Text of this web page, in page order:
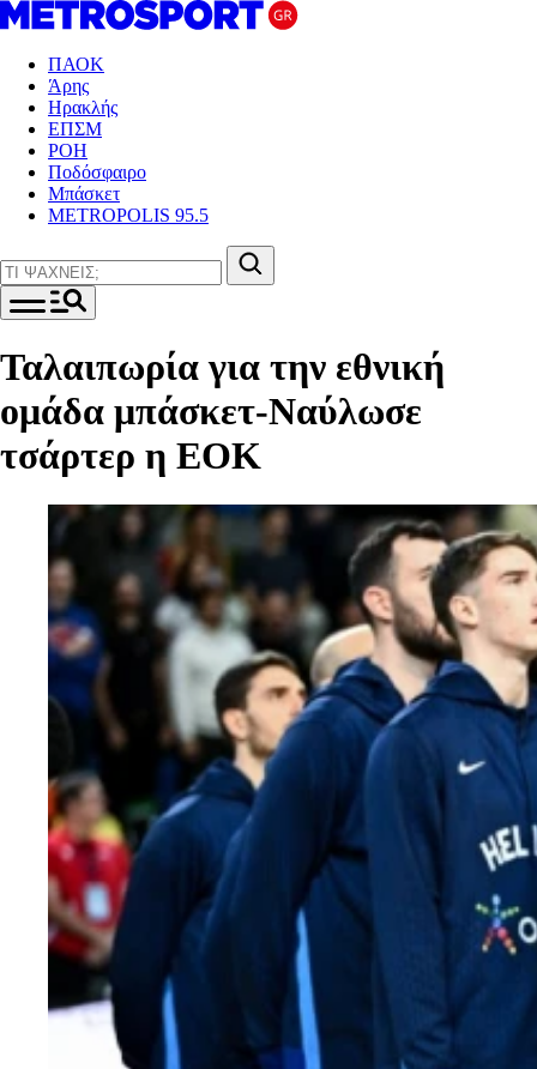
ΠΑΟΚ
Άρης
Ηρακλής
ΕΠΣΜ
ΡΟΗ
Ποδόσφαιρο
Μπάσκετ
METROPOLIS 95.5
Ταλαιπωρία για την εθνική
ομάδα μπάσκετ-Ναύλωσε
τσάρτερ η ΕΟΚ